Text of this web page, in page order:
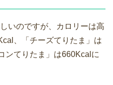
いのですが、カロリーは高
、「チーズてりたま」は
ンてりたま」は660Kcalに